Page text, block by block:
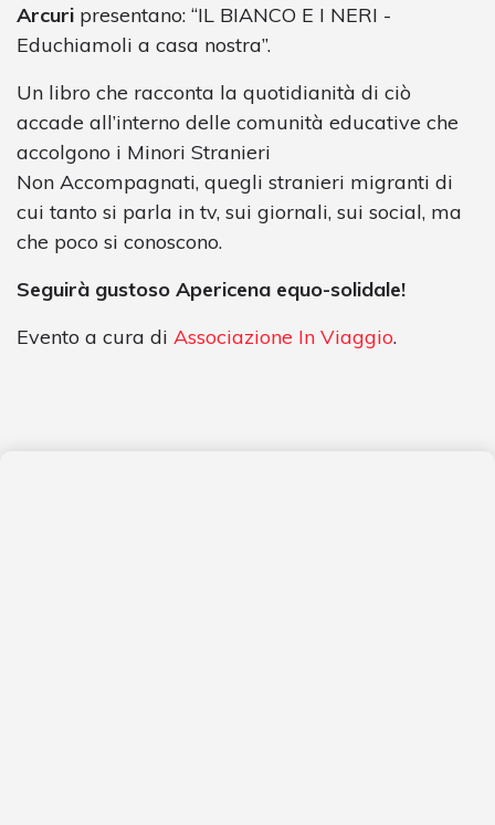
Arcuri presentano: “IL BIANCO E I NERI -
Educhiamoli a casa nostra”.
Un libro che racconta la quotidianità di ciò
accade all’interno delle comunità educative che
accolgono i Minori Stranieri
Non Accompagnati, quegli stranieri migranti di
cui tanto si parla in tv, sui giornali, sui social, ma
che poco si conoscono.
Seguirà gustoso Apericena equo-solidale!
Evento a cura di Associazione In Viaggio.